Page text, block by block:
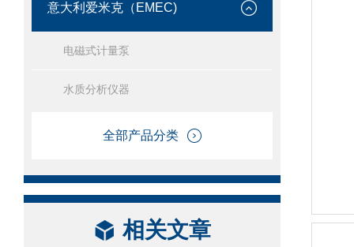
意大利爱米克（EMEC)
电磁式计量泵
水质分析仪器
全部产品分类
相关文章